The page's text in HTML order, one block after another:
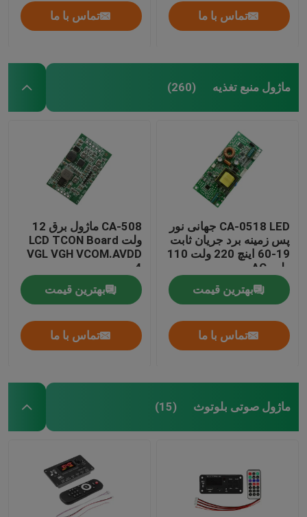
تماس با ما تماس با ما
ماژول منبع تغذیه (260)
CA-0518 LED جهانی نور
پس زمینه برد جریان ثابت
19-60 اینچ 220 ولت 110
ولت AC
بهترین قیمت
تماس با ما
CA-508 ماژول برق 12
ولت LCD TCON Board
VGL VGH VCOM.AVDD
4
بهترین قیمت
تماس با ما
ماژول صوتی بلوتوث (15)